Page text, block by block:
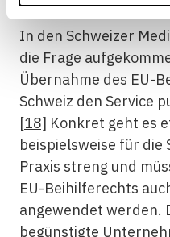
In den Schweizer
die Frage
Übernahme des EU-
Schweiz den Service
[18] Konkret geht es
beispielsweise für die
Praxis streng und
EU-Beihilferechts
angewendet werden.
begünstigte